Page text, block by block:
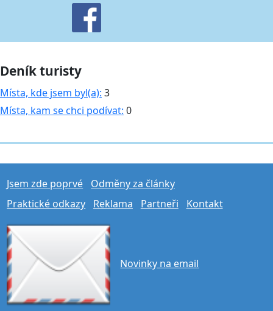
Deník turisty
Místa, kde jsem byl(a): 3
Místa, kam se chci podívat: 0
Jsem zde poprvé
Odměny za články
Praktické odkazy
Reklama Partneři Kontakt
Novinky na email